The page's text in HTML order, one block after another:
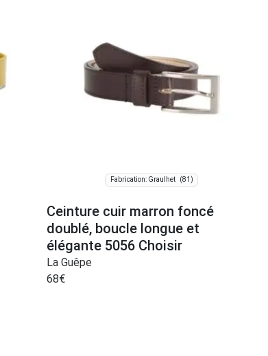
Fabrication: Graulhet (81)
Ceinture cuir marron foncé
doublé, boucle longue et
élégante 5056 Choisir
La Guêpe
68€